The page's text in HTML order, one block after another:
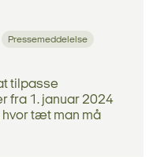
Pressemeddelelse
tilpasse
fra 1. januar 2024
tæt man må